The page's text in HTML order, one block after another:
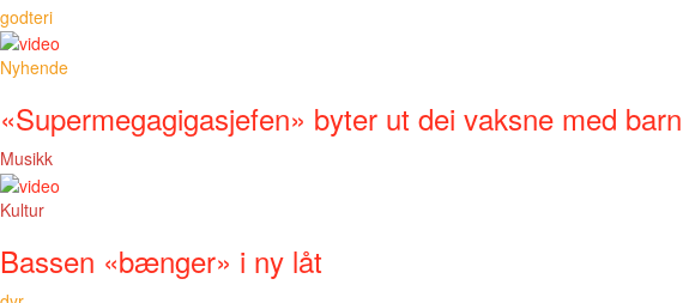
godteri
Nyhende
«Supermegagigasjefen» byter ut dei vaksne med barn
Musikk
Kultur
Bassen «bænger» i ny låt